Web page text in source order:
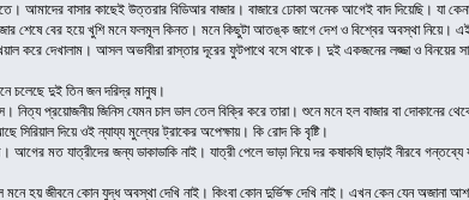
আমাদের বাসার কাছেই উত্তরার বিডিআর বাজার। বাজারে ঢোকা অনেক আগেই বাদ দিয়েছি। যা
শেষে বের হয়ে খুশি মনে ফলমূল কিনত। মনে কিছুটা আতঙ্ক জাগে দেশ ও বিশ্বের অবস্থা নিয়ে।
দেখালাম। আসল অভাবীরা রাস্তার দূরের ফুটপাথে বসে থাকে। দুই একজনের লজ্জা ও বিনয়ের
চলেছে দুই তিন জন দরিদ্র মানুষ।
নিত্য প্রয়োজনীয় জিনিস যেমন চাল ডাল তেল বিক্রি করে তারা। শুনে মনে হল বাজার বা
সিরিয়াল দিয়ে ওই ন্যায্য মুল্যের ট্রাকের অপেক্ষায়। কি রোদ কি বৃষ্টি।
দেখি। আগের মত যাত্রীদের জন্য ডাকাডাকি নাই। যাত্রী পেলে ভাড়া নিয়ে দর কষাকষি ছাড়াই নীরবে
হয় জীবনে কোন যুদ্ধ অবস্থা দেখি নাই। কিংবা কোন দুর্ভিক্ষ দেখি নাই। এখন কেন যেন অজানা